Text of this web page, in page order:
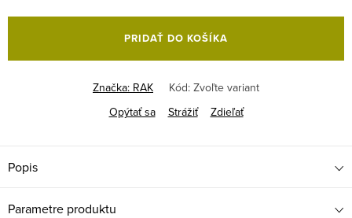
cena:
PRIDAŤ DO KOŠÍKA
Značka: RAK Kód: Zvoľte variant
Opýtať sa
Strážiť Zdieľať
Popis
Parametre produktu